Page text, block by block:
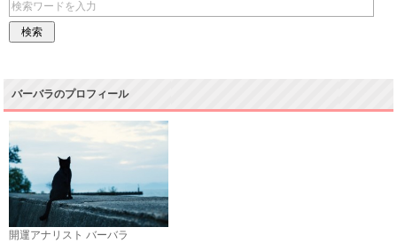
バーバラのプロフィール
開運アナリスト バーバラ